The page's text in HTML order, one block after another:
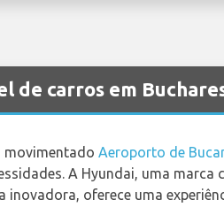
de carros em
movimentado Aeroporto de
A Hyundai, uma
inovadora, oferece uma